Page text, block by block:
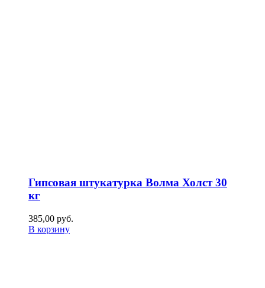
Гипсовая штукатурка Волма Холст 30
кг
385,00 руб.
В корзину